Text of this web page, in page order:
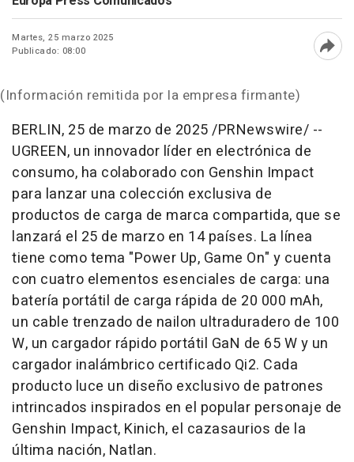
Martes, 25 marzo 2025
Publicado: 08:00
(Información remitida por la empresa firmante)
BERLIN, 25 de marzo de 2025/PRNewswire/ --
UGREEN, un innovador líder en electrónica de
consumo, ha colaborado con Genshin Impact
para lanzar una colección exclusiva de
productos de carga de marca compartida, que se
lanzará el 25 de marzo en 14 países. La línea
tiene como tema "Power Up, Game On" y cuenta
con cuatro elementos esenciales de carga: una
batería portátil de carga rápida de 20 000 mAh,
un cable trenzado de nailon ultraduradero de 100
W, un cargador rápido portátil GaN de 65 W y un
cargador inalámbrico certificado Qi2. Cada
producto luce un diseño exclusivo de patrones
intrincados inspirados en el popular personaje de
Genshin Impact, Kinich, el cazasaurios de la
última nación, Natlan.